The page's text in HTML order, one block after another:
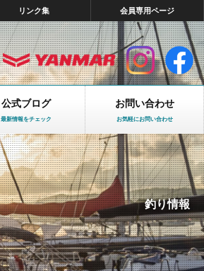
リンク集 会員専用ページ
公式ブログ
最新情報をチェック
お問い合わせ
お気軽にお問い合わせ
釣り情報